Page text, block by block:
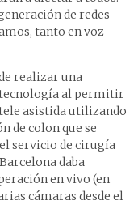
de redes
tanto en voz
realizar una
tecnología al permitir
asistida utilizando
de colon que se
servicio de cirugía
daba
en vivo (en
cámaras desde el